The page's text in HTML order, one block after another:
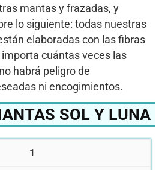
mantas y frazadas, y
lo siguiente: todas nuestras
elaboradas con las fibras
cuántas veces las
habrá peligro de
ni encogimientos.
SOL Y LUNA
1